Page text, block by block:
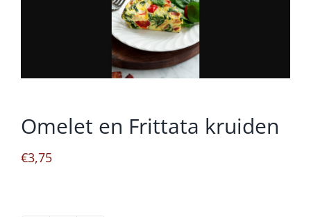
Omelet en Frittata kruiden
€3,75